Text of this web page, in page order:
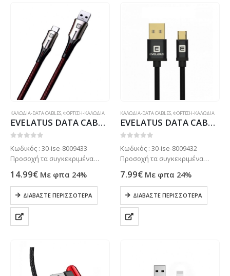
ΚΑΛΩΔΙΑ-DATA CABLES,ΦΟΡΤΙΣΗ-ΚΑΛΩΔΙΑ
EVELATUS DATA CABLE TYPE C 1.2m black
Κωδικός : 30-ise-8009433
Προσοχή τα συγκεκριμένα
ετοιμοπαράδοτα στο
κατάστημα μας . Μόνο με
παραγγελία. Τηλεφωνήστε για
πιο σίγουρα στο: 2102799890
14.99€ Με φπα 24%
ΔΙΑΒΆΣΤΕ ΠΕΡΙΣΣΌΤΕΡΑ
ΚΑΛΩΔΙΑ-DATA CABLES,ΦΟΡΤΙΣΗ-ΚΑΛΩΔΙΑ
EVELATUS DATA CABLE MICRO USB REVERSABLE GOLD PLATED black
Κωδικός : 30-ise-8009432
Προσοχή τα συγκεκριμένα
ετοιμοπαράδοτα στο
κατάστημα μας . Μόνο με
παραγγελία. Τηλεφωνήστε για
πιο σίγουρα στο: 2102799890
7.99€ Με φπα 24%
ΔΙΑΒΆΣΤΕ ΠΕΡΙΣΣΌΤΕΡΑ